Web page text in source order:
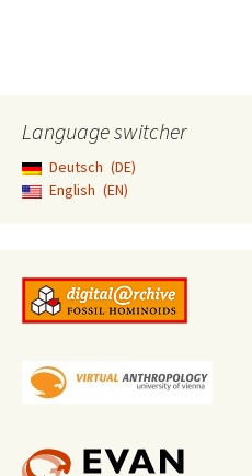
Language switcher
Deutsch
DE
English
EN